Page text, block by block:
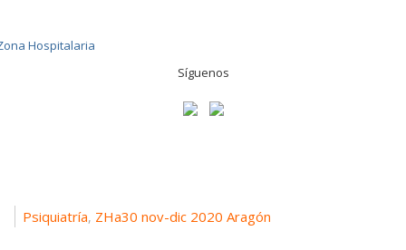
Síguenos
Psiquiatría, ZHa30 nov-dic 2020 Aragón